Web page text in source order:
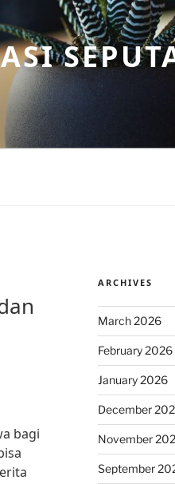
bagi
ARCHIVES
March 2026
February 2026
January 2026
December
November
September